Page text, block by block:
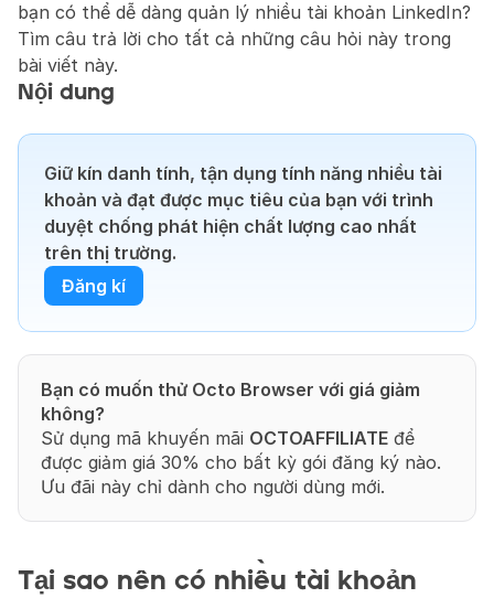
bạn có thể dễ dàng quản lý nhiều tài khoản LinkedIn?
Tìm câu trả lời cho tất cả những câu hỏi này trong
bài viết này.
Nội dung
Giữ kín danh tính, tận dụng tính năng nhiều tài
khoản và đạt được mục tiêu của bạn với trình
duyệt chống phát hiện chất lượng cao nhất
trên thị trường.
Đăng kí
Bạn có muốn thử Octo Browser với giá giảm
không?
Sử dụng mã khuyến mãi OCTOAFFILIATE để
được giảm giá 30% cho bất kỳ gói đăng ký nào.
Ưu đãi này chỉ dành cho người dùng mới.
Tại sao nên có nhiều tài khoản